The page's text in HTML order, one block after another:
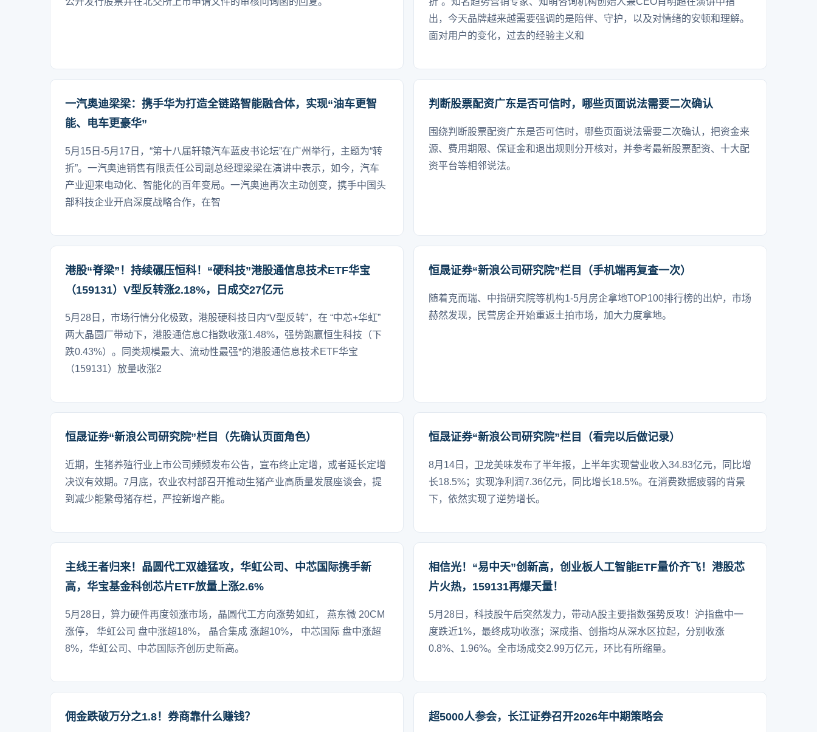
出，今天品牌越来越需要强调的是陪伴、守护，以及对情绪的安顿和理解。
面对用户的变化，过去的经验主义和
一汽奥迪梁梁：携手华为打造全链路智能融合体，实现“油车更智
能、电车更豪华”
5月15日-5月17日，“第十八届轩辕汽车蓝皮书论坛”在广州举行，主题为“转
折”。一汽奥迪销售有限责任公司副总经理梁梁在演讲中表示，如今，汽车
产业迎来电动化、智能化的百年变局。一汽奥迪再次主动创变，携手中国头
部科技企业开启深度战略合作，在智
判断股票配资广东是否可信时，哪些页面说法需要二次确认
围绕判断股票配资广东是否可信时，哪些页面说法需要二次确认，把资金来
源、费用期限、保证金和退出规则分开核对，并参考最新股票配资、十大配
资平台等相邻说法。
港股“脊梁”！持续碾压恒科！“硬科技”港股通信息技术ETF华宝
（159131）V型反转涨2.18%，日成交27亿元
5月28日，市场行情分化极致，港股硬科技日内“V型反转”，在 “中芯+华虹”
两大晶圆厂带动下，港股通信息C指数收涨1.48%，强势跑赢恒生科技（下
跌0.43%）。同类规模最大、流动性最强*的港股通信息技术ETF华宝
（159131）放量收涨2
恒晟证券“新浪公司研究院”栏目（手机端再复查一次）
随着克而瑞、中指研究院等机构1-5月房企拿地TOP100排行榜的出炉，市场
赫然发现，民营房企开始重返土拍市场，加大力度拿地。
恒晟证券“新浪公司研究院”栏目（先确认页面角色）
近期，生猪养殖行业上市公司频频发布公告，宣布终止定增，或者延长定增
决议有效期。7月底，农业农村部召开推动生猪产业高质量发展座谈会，提
到减少能繁母猪存栏，严控新增产能。
恒晟证券“新浪公司研究院”栏目（看完以后做记录）
8月14日，卫龙美味发布了半年报，上半年实现营业收入34.83亿元，同比增
长18.5%；实现净利润7.36亿元，同比增长18.5%。在消费数据疲弱的背景
下，依然实现了逆势增长。
主线王者归来！晶圆代工双雄猛攻，华虹公司、中芯国际携手新
高，华宝基金科创芯片ETF放量上涨2.6%
5月28日，算力硬件再度领涨市场，晶圆代工方向涨势如虹， 燕东微 20CM
涨停， 华虹公司 盘中涨超18%， 晶合集成 涨超10%， 中芯国际 盘中涨超
8%，华虹公司、中芯国际齐创历史新高。
相信光！“易中天”创新高，创业板人工智能ETF量价齐飞！港股芯
片火热，159131再爆天量！
5月28日，科技股午后突然发力，带动A股主要指数强势反攻！沪指盘中一
度跌近1%，最终成功收涨；深成指、创指均从深水区拉起，分别收涨
0.8%、1.96%。全市场成交2.99万亿元，环比有所缩量。
佣金跌破万分之1.8！券商靠什么赚钱？ 超5000人参会，长江证券召开2026年中期策略会